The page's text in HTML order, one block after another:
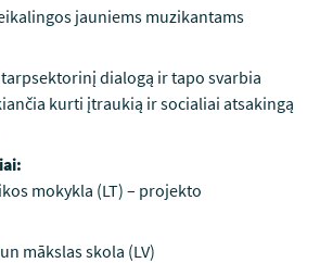
jauniems muzikantams
dialogą ir tapo svarbia
kurti įtraukią ir socialiai atsakingą
mokykla (LT) – projekto
mākslas skola (LV)